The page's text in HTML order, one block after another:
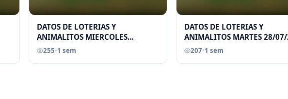
DATOS DE LOTERIAS Y
ANIMALITOS MIERCOLES
29/07/2026 ELGRANDATERO JOSE
255•1 sem
DATOS DE LOTERIAS Y
ANIMALITOS MARTES 28/07/
ELGRANDATERO JOSE EREU
207•1 sem